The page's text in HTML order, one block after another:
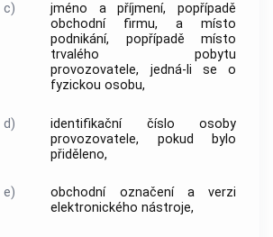
c)
jméno a příjmení, popřípadě
obchodní firmu, a místo
podnikání, popřípadě místo
trvalého pobytu
provozovatele, jedná-li se o
fyzickou osobu,
d)
identifikační číslo osoby
provozovatele, pokud bylo
přiděleno,
e)
obchodní označení a verzi
elektronického nástroje,